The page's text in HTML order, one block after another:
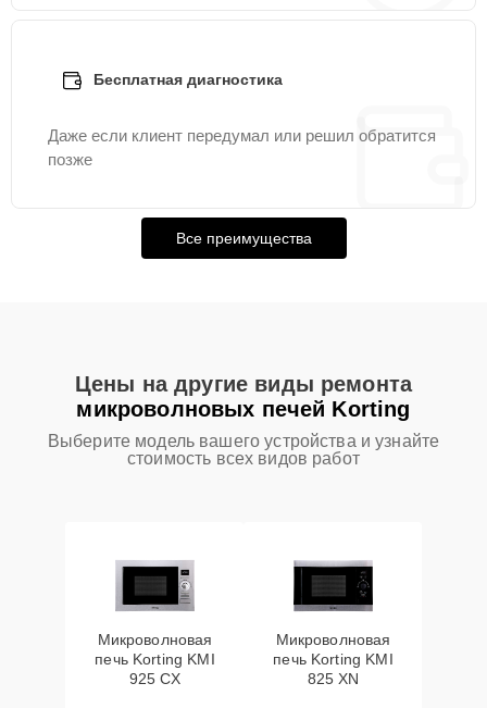
Бесплатная диагностика
Даже если клиент передумал или решил обратится
позже
Все преимущества
Цены на другие виды ремонта
микроволновых печей Korting
Выберите модель вашего устройства и узнайте
стоимость всех видов работ
Микроволновая
печь Korting KMI
925 CX
Микроволновая
печь Korting KMI
825 XN